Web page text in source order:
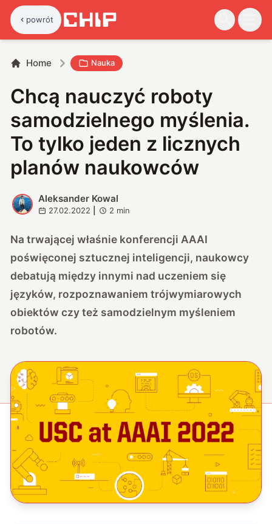
powrót
Home Nauka
Chcą nauczyć roboty
samodzielnego myślenia.
To tylko jeden z licznych
planów naukowców
A
Aleksander Kowal
27.02.2022 2 min
Na trwającej właśnie konferencji AAAI
poświęconej sztucznej inteligencji, naukowcy
debatują między innymi nad uczeniem się
języków, rozpoznawaniem trójwymiarowych
obiektów czy też samodzielnym myśleniem
robotów.